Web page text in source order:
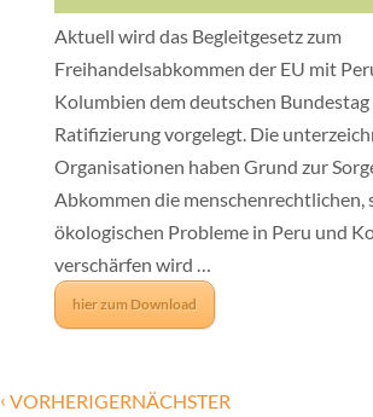
Aktuell wird das Begleitgesetz zum
Freihandelsabkommen der EU mit
Kolumbien dem deutschen Bundestag
Ratifizierung vorge­legt. Die
Organisationen haben Grund zur
Abkommen die menschenrechtlichen,
ökologischen Probleme in Peru und
verschärfen wird …
hier zum Download
‹ VORHERIGERNÄCHSTER